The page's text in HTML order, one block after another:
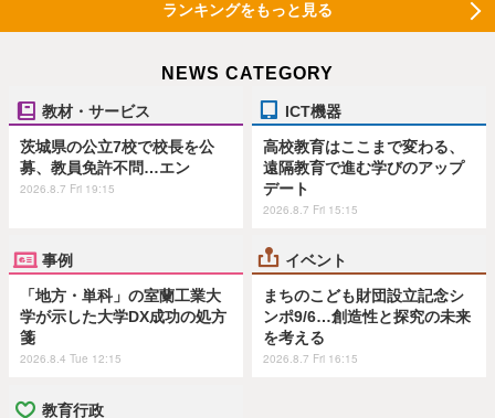
ランキングをもっと見る
NEWS CATEGORY
教材・サービス
茨城県の公立7校で校長を公
募、教員免許不問…エン
2026.8.7 Fri 19:15
ICT機器
高校教育はここまで変わる、
遠隔教育で進む学びのアップ
デート
2026.8.7 Fri 15:15
事例
「地方・単科」の室蘭工業大
学が示した大学DX成功の処方
箋
2026.8.4 Tue 12:15
イベント
まちのこども財団設立記念シ
ンポ9/6…創造性と探究の未来
を考える
2026.8.7 Fri 16:15
教育行政